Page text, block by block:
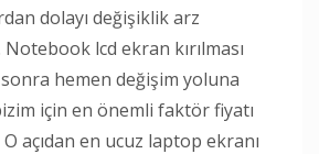
dolayı değişiklik arz
lcd ekran kırılması
hemen değişim yoluna
için en önemli faktör fiyatı
açıdan en ucuz laptop ekranı